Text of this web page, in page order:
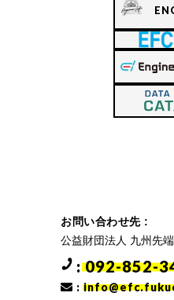
お問い合わせ先 :
公益財団法人 九州先
: 092-852-
: